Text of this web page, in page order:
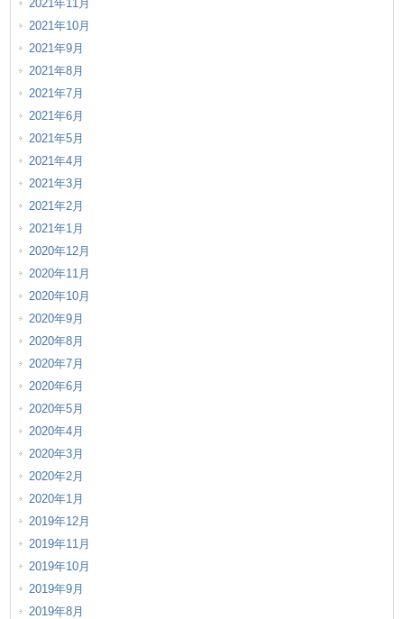
2021年11月
2021年10月
2021年9月
2021年8月
2021年7月
2021年6月
2021年5月
2021年4月
2021年3月
2021年2月
2021年1月
2020年12月
2020年11月
2020年10月
2020年9月
2020年8月
2020年7月
2020年6月
2020年5月
2020年4月
2020年3月
2020年2月
2020年1月
2019年12月
2019年11月
2019年10月
2019年9月
2019年8月